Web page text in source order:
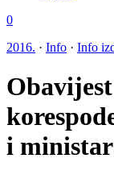
0
2016. · Info · Info
i